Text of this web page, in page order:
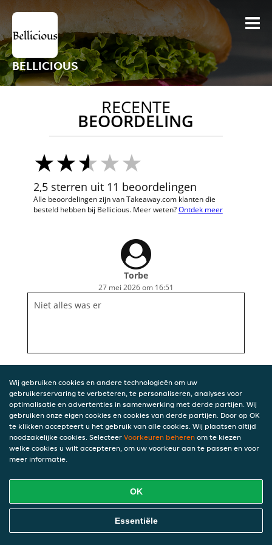
BELLICIOUS
RECENTE
BEOORDELING
2,5 sterren uit 11 beoordelingen
Alle beoordelingen zijn van Takeaway.com klanten die
besteld hebben bij Bellicious. Meer weten?Ontdek meer
Torbe
27 mei 2026 om 16:51
Niet alles was er
Wij gebruiken cookies en andere technologieën om uw
gebruikerservaring te verbeteren, te personaliseren, analyses voor
optimalisatie en advertenties in samenwerking met derde partijen. Wij
gebruiken onze eigen cookies en cookies van derde partijen. Door op OK
te klikken accepteert u het gebruik van alle cookies. Wij plaatsen altijd
noodzakelijke cookies. Selecteer Voorkeuren beheren om te kiezen
welke cookies u wilt accepteren, om uw voorkeur aan te passen en voor
meer informatie.
OK
Essentiële